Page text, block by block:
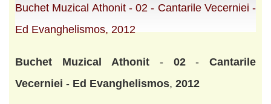
Buchet Muzical Athonit - 02 - Cantarile Vecerniei -
Ed Evanghelismos, 2012
Buchet Muzical Athonit - 02-Cantarile
Vecerniei - Ed Evanghelismos, 2012